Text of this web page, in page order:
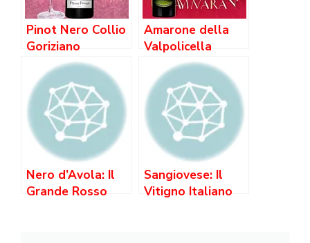
Pinot Nero Collio
Goriziano
Amarone della
Valpolicella
Classico Riserva
Nero d’Avola: Il
Grande Rosso
Sangiovese: Il
Vitigno Italiano